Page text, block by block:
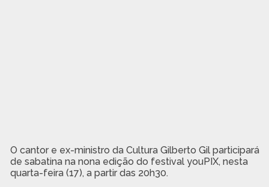
O cantor e ex-ministro da Cultura Gilberto Gil participará
de sabatina na nona edição do festival youPIX, nesta
quarta-feira (17), a partir das 20h30.